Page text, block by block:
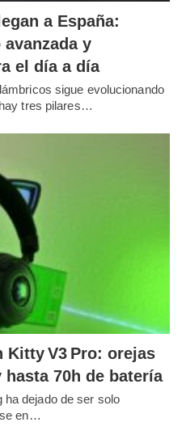
a España:
y
el día a día
sigue evolucionando
tres pilares…
Kitty V3 Pro: orejas
70h de batería
ha dejado de ser solo
en…